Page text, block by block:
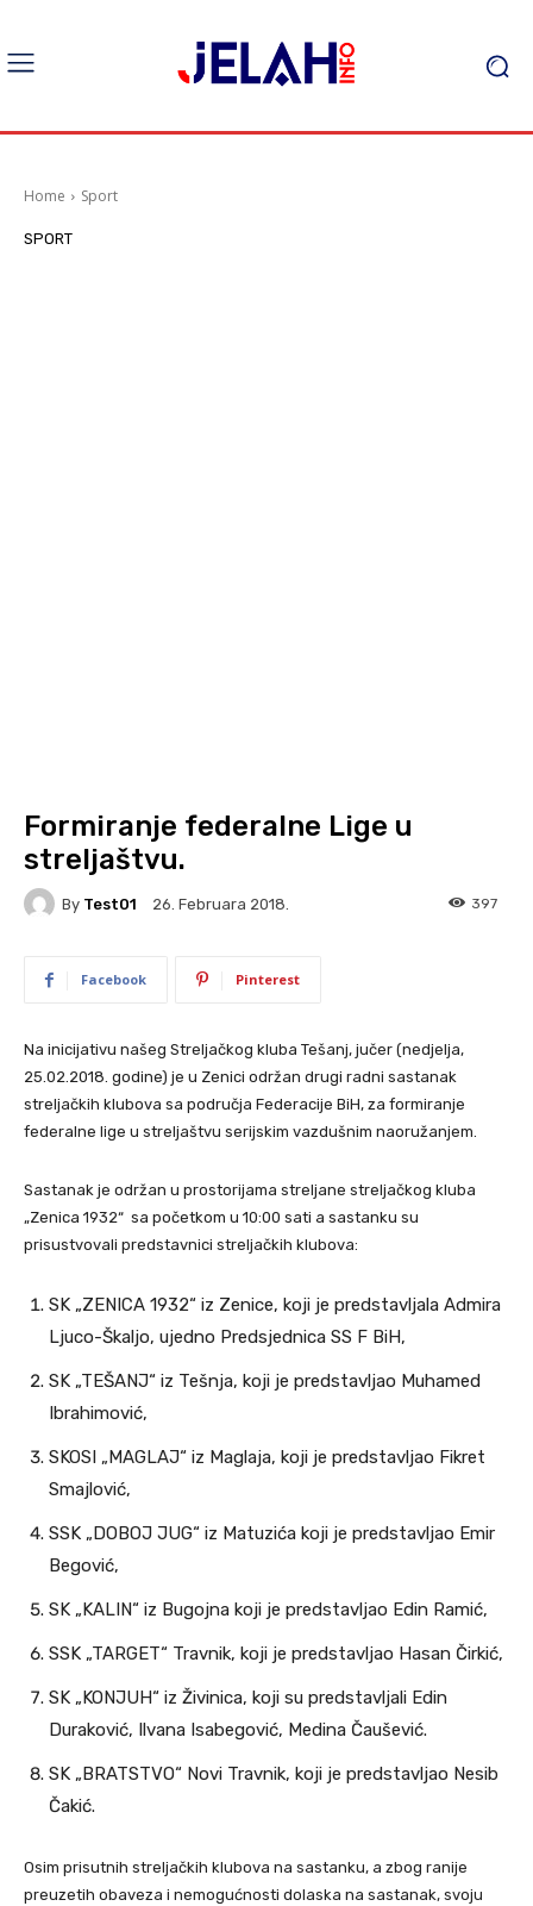
Home Sport
SPORT
Formiranje federalne Lige u
streljaštvu.
By Test01 26. Februara 2018. 397
Facebook Pinterest
Na inicijativu našeg Streljačkog kluba Tešanj, jučer (nedjelja,
25.02.2018. godine) je u Zenici održan drugi radni sastanak
streljačkih klubova sa područja Federacije BiH, za formiranje
federalne lige u streljaštvu serijskim vazdušnim naoružanjem.
Sastanak je održan u prostorijama streljane streljačkog kluba
„Zenica 1932“ sa početkom u 10:00 sati a sastanku su
prisustvovali predstavnici streljačkih klubova:
SK „ZENICA 1932“ iz Zenice, koji je predstavljala Admira
Ljuco-Škaljo, ujedno Predsjednica SS F BiH,
SK „TEŠANJ“ iz Tešnja, koji je predstavljao Muhamed
Ibrahimović,
SKOSI „MAGLAJ“ iz Maglaja, koji je predstavljao Fikret
Smajlović,
SSK „DOBOJ JUG“ iz Matuzića koji je predstavljao Emir
Begović,
SK „KALIN“ iz Bugojna koji je predstavljao Edin Ramić,
SSK „TARGET“ Travnik, koji je predstavljao Hasan Čirkić,
SK „KONJUH“ iz Živinica, koji su predstavljali Edin
Duraković, Ilvana Isabegović, Medina Čaušević.
SK „BRATSTVO“ Novi Travnik, koji je predstavljao Nesib
Čakić.
Osim prisutnih streljačkih klubova na sastanku, a zbog ranije
preuzetih obaveza i nemogućnosti dolaska na sastanak, svoju